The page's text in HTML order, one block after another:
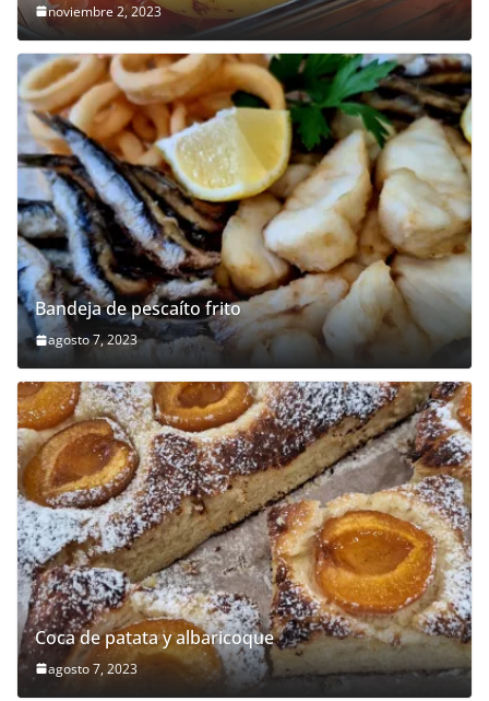
noviembre 2, 2023
Bandeja de pescaíto frito
agosto 7, 2023
Coca de patata y albaricoque
agosto 7, 2023